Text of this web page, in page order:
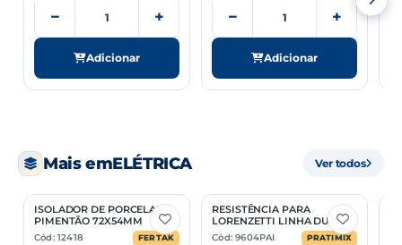
− +
Adicionar
− +
Adicionar
Mais emELÉTRICA Ver todos
ISOLADOR DE PORCELANA
PIMENTÃO 72X54MM
Cód: 12418
FERTAK
2 Opções
RESISTÊNCIA PARA
LORENZETTI LINHA DUO
Cód: 9604PAI
PRATIMIX